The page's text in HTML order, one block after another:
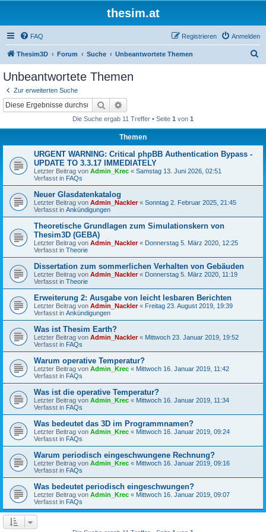
thesim.at
FAQ Anmelden
Registrieren
Thesim3D Forum Suche Unbeantwortete Themen
Unbeantwortete Themen
Zur erweiterten Suche
Suche
Die Suche ergab 11 Treffer • Seite 1 von 1
Themen
URGENT WARNING: Critical phpBB Authentication Bypass -
UPDATE TO 3.3.17 IMMEDIATELY
Letzter Beitrag von Admin_Krec « Samstag 13. Juni 2026, 02:51
Verfasst in FAQs
Neuer Glasdatenkatalog
Letzter Beitrag von Admin_Nackler« Sonntag 2. Februar 2025, 21:45
Verfasst in Ankündigungen
Theoretische Grundlagen zum Simulationskern von
Thesim3D (GEBA)
Letzter Beitrag von Admin_Nackler« Donnerstag 5. März 2020, 12:25
Verfasst in Theorie
Dissertation zum sommerlichen Verhalten von Gebäuden
Letzter Beitrag von Admin_Nackler« Donnerstag 5. März 2020, 11:19
Verfasst in Theorie
Erweiterung 2: Ausgabe von leicht lesbaren Berichten
Letzter Beitrag von Admin_Nackler« Freitag 23. August 2019, 19:39
Verfasst in Ankündigungen
Was ist Thesim Earth?
Letzter Beitrag von Admin_Nackler« Mittwoch 23. Januar 2019, 19:52
Verfasst in FAQs
Warum operative Temperatur?
Letzter Beitrag von Admin_Krec « Mittwoch 16. Januar 2019, 11:42
Verfasst in FAQs
Was ist die operative Temperatur?
Letzter Beitrag von Admin_Krec « Mittwoch 16. Januar 2019, 11:34
Verfasst in FAQs
Was bedeutet das 3D im Programmnamen?
Letzter Beitrag von Admin_Krec « Mittwoch 16. Januar 2019, 09:24
Verfasst in FAQs
Warum periodisch eingeschwungene Rechnung?
Letzter Beitrag von Admin_Krec « Mittwoch 16. Januar 2019, 09:16
Verfasst in FAQs
Was bedeutet periodisch eingeschwungen?
Letzter Beitrag von Admin_Krec « Mittwoch 16. Januar 2019, 09:07
Verfasst in FAQs